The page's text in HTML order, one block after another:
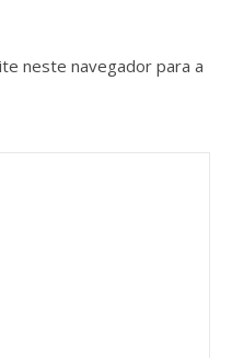
neste navegador para a